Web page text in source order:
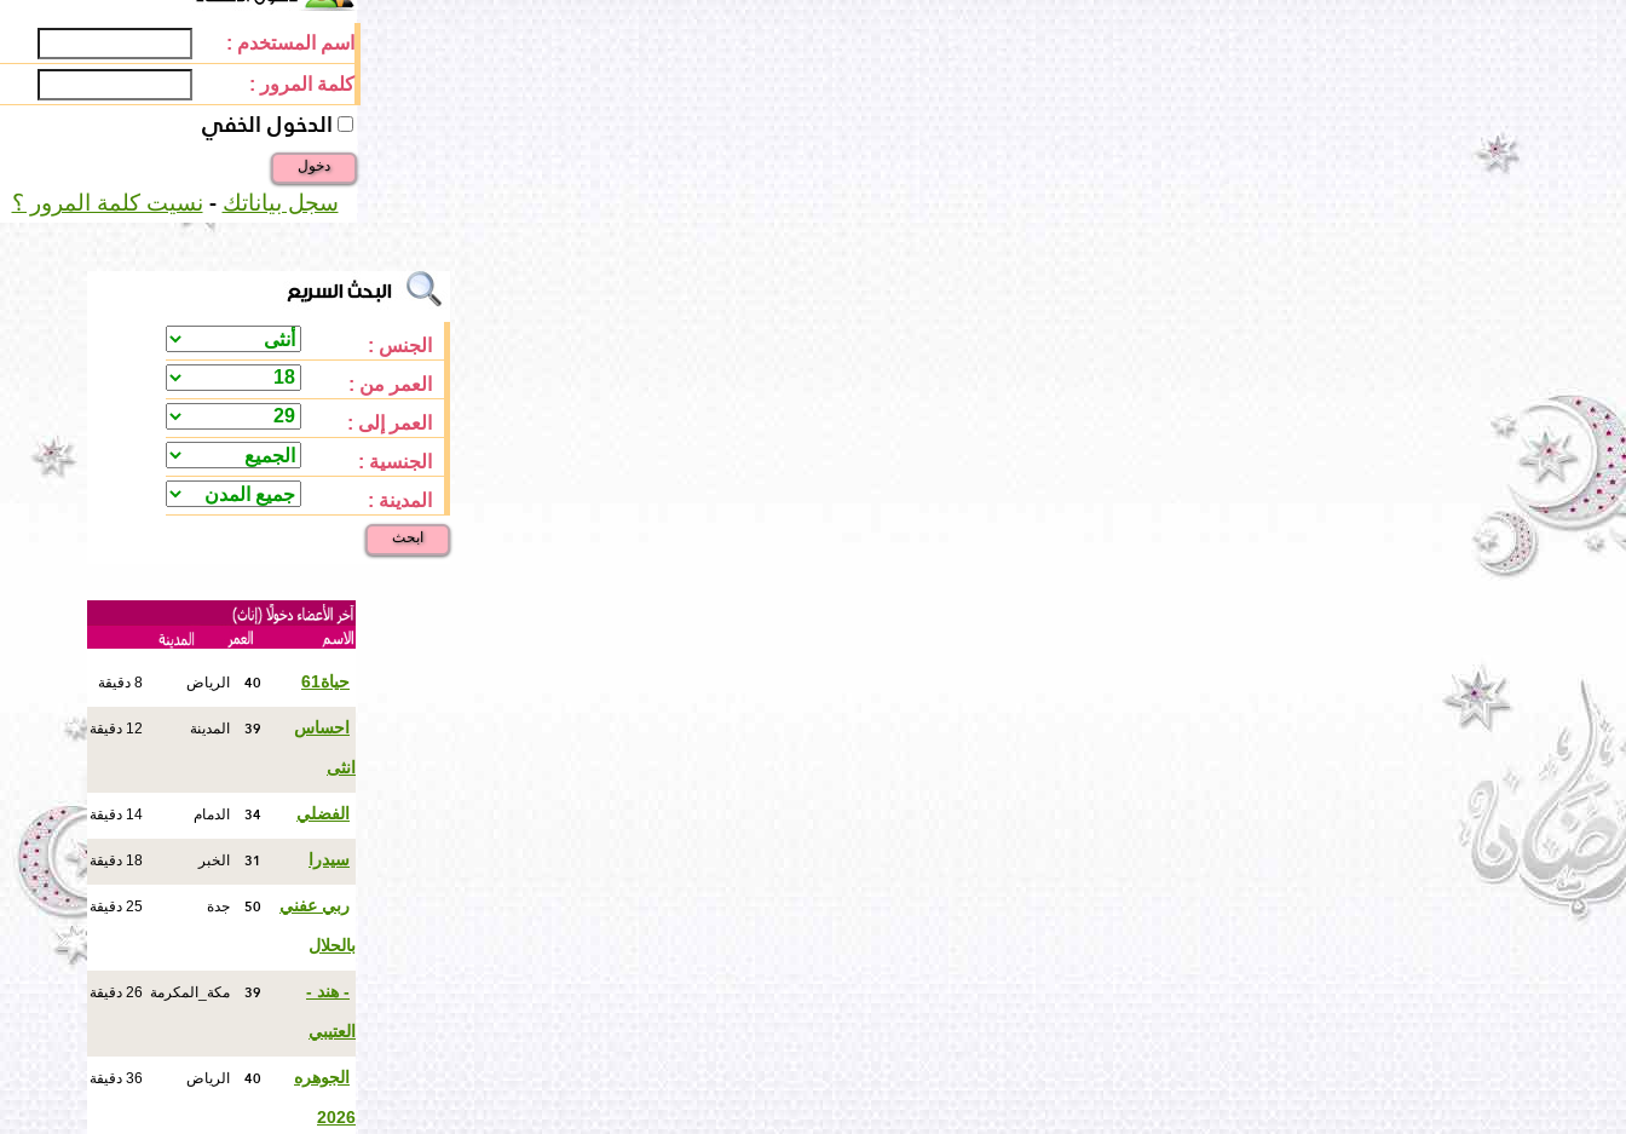
اسم المستخدم :
كلمة المرور :
الدخول الخفي
دخول
سجل بياناتك-نسيت كلمة المرور ؟
الجنس :
العمر من :
العمر إلى :
الجنسية :
المدينة :
ابحث
حياة61 40 الرياض 8 دقيقة
احساس
انثى
39 المدينة 12 دقيقة
الفضلي 34 الدمام 14 دقيقة
سيدرا 31 الخبر 18 دقيقة
ربي عفني
بالحلال
50 جدة 25 دقيقة
- هند -
العتيبي
39 مكة_المكرمة 26 دقيقة
الجوهره
2026
40 الرياض 36 دقيقة